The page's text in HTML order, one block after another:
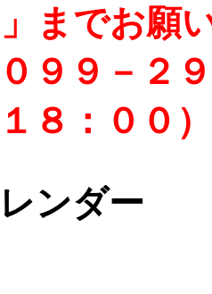
までお願
０９９－２
８：００）
ンダー